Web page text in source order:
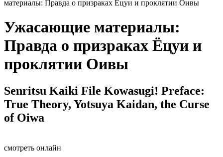
материалы: Правда о призраках Ёцуи и проклятии Оивы
Ужасающие материалы:
Правда о призраках Ёцуи и
проклятии Оивы
Senritsu Kaiki File Kowasugi! Preface:
True Theory, Yotsuya Kaidan, the Curse
of Oiwa
смотреть онлайн